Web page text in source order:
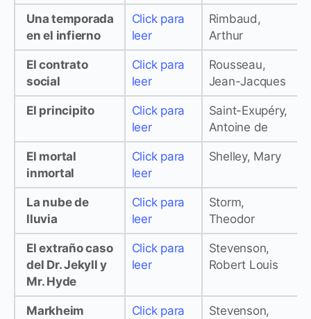
Una temporada
en el infierno
Click para
leer
Rimbaud,
Arthur
El contrato
social
Click para
leer
Rousseau,
Jean-Jacques
El principito
Click para
leer
Saint-Exupéry,
Antoine de
El mortal
inmortal
Click para
leer
Shelley, Mary
La nube de
lluvia
Click para
leer
Storm,
Theodor
El extraño caso
del Dr. Jekyll y
Mr. Hyde
Click para
leer
Stevenson,
Robert Louis
Markheim
Click para
Stevenson,